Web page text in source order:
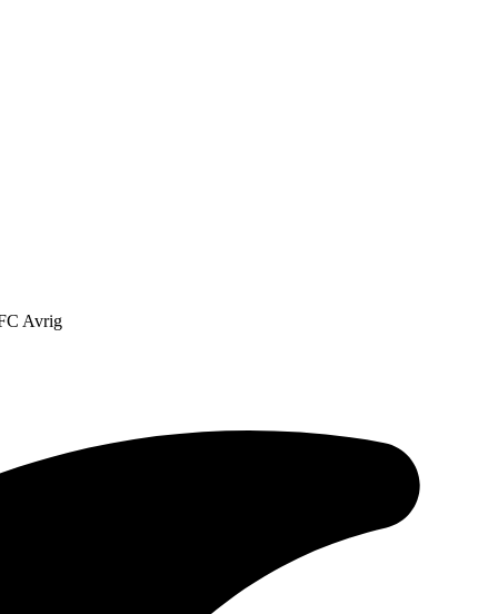
Avrig